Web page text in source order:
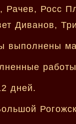
Рачев, Росс
Диванов,
выполнены
дней.